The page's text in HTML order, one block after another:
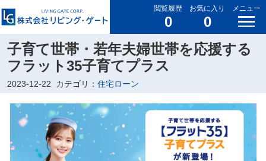
閲覧履歴
0
お気に入り
0
メニュー
子育て世帯・若年夫婦世帯を応援する
フラット35子育てプラス
2023-12-22 カテゴリ： 住宅ローン